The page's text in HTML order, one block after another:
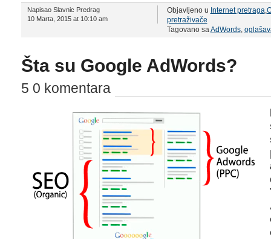
Napisao Slavnic Predrag
10 Marta, 2015 at 10:10 am
Objavljeno u Internet pretraga,
pretraživače
Tagovano saAdWords,
Šta su Google AdWords?
5 0 komentara